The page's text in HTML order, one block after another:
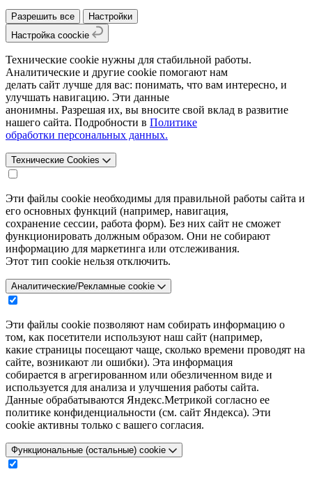
Разрешить все
Настройки
Настройка coockie
Технические cookie нужны для стабильной работы.
Аналитические и другие cookie помогают нам
делать сайт лучше для вас: понимать, что вам интересно, и
улучшать навигацию. Эти данные
анонимны. Разрешая их, вы вносите свой вклад в развитие
нашего сайта. Подробности в Политике
обработки персональных данных.
Технические Cookies
Эти файлы cookie необходимы для правильной работы сайта и
его основных функций (например, навигация,
сохранение сессии, работа форм). Без них сайт не сможет
функционировать должным образом. Они не собирают
информацию для маркетинга или отслеживания.
Этот тип cookie нельзя отключить.
Аналитические/Рекламные cookie
Эти файлы cookie позволяют нам собирать информацию о
том, как посетители используют наш сайт (например,
какие страницы посещают чаще, сколько времени проводят на
сайте, возникают ли ошибки). Эта информация
собирается в агрегированном или обезличенном виде и
используется для анализа и улучшения работы сайта.
Данные обрабатываются Яндекс.Метрикой согласно ее
политике конфиденциальности (см. сайт Яндекса). Эти
cookie активны только с вашего согласия.
Функциональные (остальные) cookie